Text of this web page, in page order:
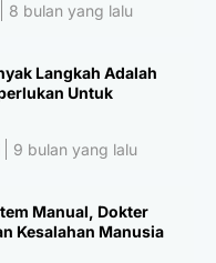
8 bulan yang lalu
Langkah Adalah
Untuk
9 bulan yang lalu
Manual, Dokter
Kesalahan Manusia